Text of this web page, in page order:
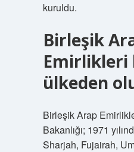
kuruldu.
Birleşik
Emirlikleri
ülkeden
Birleşik Arap
Bakanlığı; 1971
Sharjah, Fujairah,